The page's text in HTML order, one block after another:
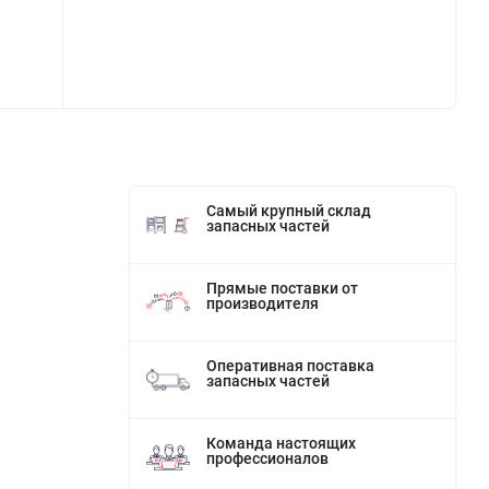
Самый крупный склад
запасных частей
Прямые поставки от
производителя
Оперативная поставка
запасных частей
Команда настоящих
профессионалов